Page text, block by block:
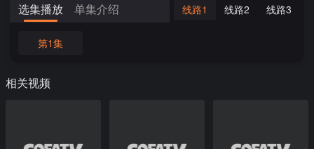
选集播放 单集介绍 线路1 线路2 线路3
第1集
相关视频